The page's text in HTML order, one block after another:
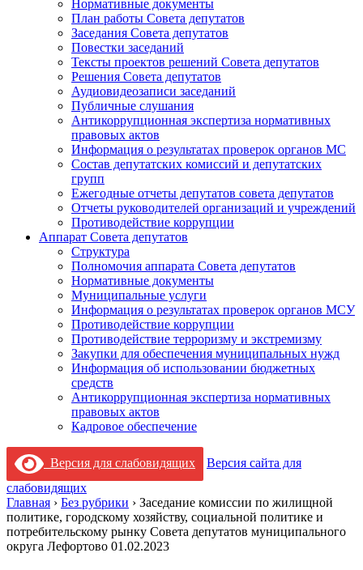
Нормативные документы
План работы Совета депутатов
Заседания Cовета депутатов
Повестки заседаний
Тексты проектов решений Совета депутатов
Решения Совета депутатов
Аудиовидеозаписи заседаний
Публичные слушания
Антикоррупционная экспертиза нормативных
правовых актов
Информация о результатах проверок органов МС
Состав депутатских комиссий и депутатских
групп
Ежегодные отчеты депутатов совета депутатов
Отчеты руководителей организаций и учреждений
Противодействие коррупции
Аппарат Совета депутатов
Структура
Полномочия аппарата Совета депутатов
Нормативные документы
Муниципальные услуги
Информация о результатах проверок органов МСУ
Противодействие коррупции
Противодействие терроризму и экстремизму
Закупки для обеспечения муниципальных нужд
Информация об использовании бюджетных
средств
Антикоррупционная экспертиза нормативных
правовых актов
Кадровое обеспечение
Версия для слабовидящих
Версия сайта для
слабовидящих
Главная › Без рубрики › Заседание комиссии по жилищной
политике, городскому хозяйству, социальной политике и
потребительскому рынку Совета депутатов муниципального
округа Лефортово 01.02.2023